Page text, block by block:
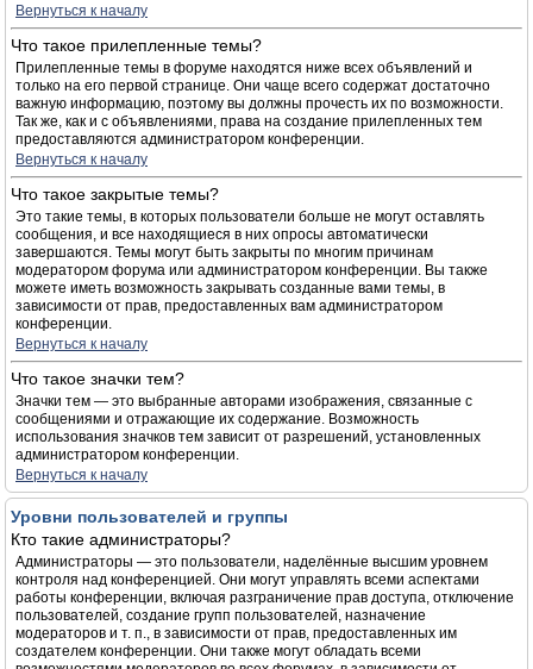
Вернуться к началу
Что такое прилепленные темы?
Прилепленные темы в форуме находятся ниже всех объявлений и
только на его первой странице. Они чаще всего содержат достаточно
важную информацию, поэтому вы должны прочесть их по возможности.
Так же, как и с объявлениями, права на создание прилепленных тем
предоставляются администратором конференции.
Вернуться к началу
Что такое закрытые темы?
Это такие темы, в которых пользователи больше не могут оставлять
сообщения, и все находящиеся в них опросы автоматически
завершаются. Темы могут быть закрыты по многим причинам
модератором форума или администратором конференции. Вы также
можете иметь возможность закрывать созданные вами темы, в
зависимости от прав, предоставленных вам администратором
конференции.
Вернуться к началу
Что такое значки тем?
Значки тем — это выбранные авторами изображения, связанные с
сообщениями и отражающие их содержание. Возможность
использования значков тем зависит от разрешений, установленных
администратором конференции.
Вернуться к началу
Уровни пользователей и группы
Кто такие администраторы?
Администраторы — это пользователи, наделённые высшим уровнем
контроля над конференцией. Они могут управлять всеми аспектами
работы конференции, включая разграничение прав доступа, отключение
пользователей, создание групп пользователей, назначение
модераторов и т. п., в зависимости от прав, предоставленных им
создателем конференции. Они также могут обладать всеми